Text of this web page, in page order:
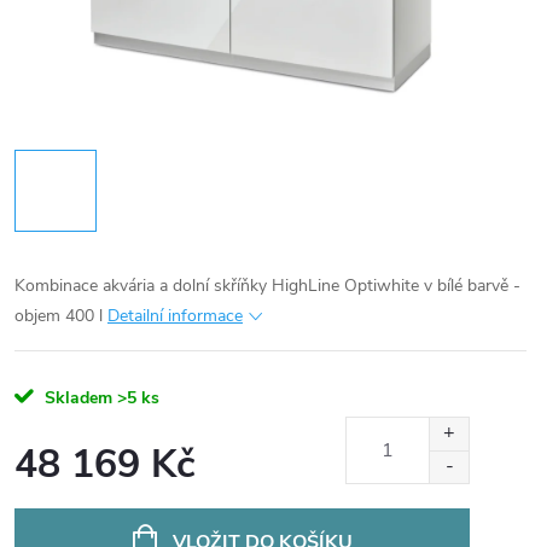
Kombinace akvária a dolní skříňky HighLine Optiwhite v bílé barvě -
objem 400 l Detailní informace
Skladem >5 ks
48 169 Kč